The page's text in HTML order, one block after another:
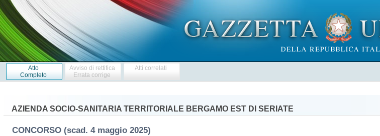
Atto
Completo
Avviso di rettifica
Errata corrige
Atti correlati
AZIENDA SOCIO-SANITARIA TERRITORIALE BERGAMO EST DI SERIATE
CONCORSO (scad. 4 maggio 2025)